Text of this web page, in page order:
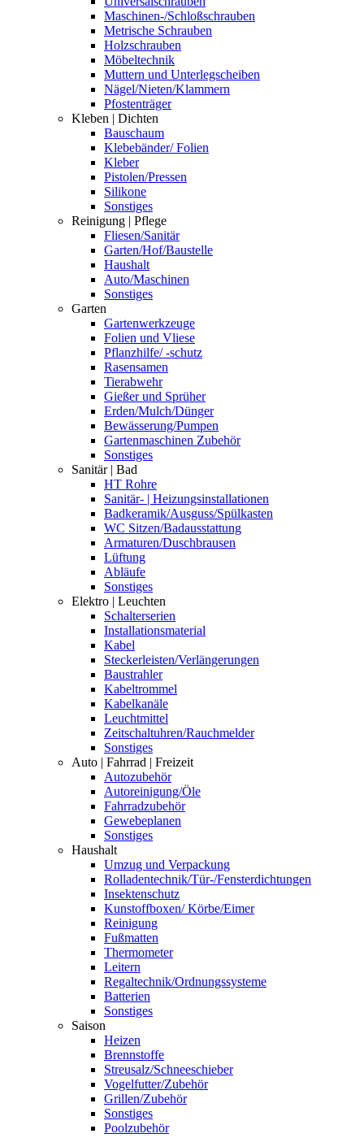
Maschinen-/Schloßschrauben
Metrische Schrauben
Holzschrauben
Möbeltechnik
Muttern und Unterlegscheiben
Nägel/Nieten/Klammern
Pfostenträger
Kleben | Dichten
Bauschaum
Klebebänder/ Folien
Kleber
Pistolen/Pressen
Silikone
Sonstiges
Reinigung | Pflege
Fliesen/Sanitär
Garten/Hof/Baustelle
Haushalt
Auto/Maschinen
Sonstiges
Garten
Gartenwerkzeuge
Folien und Vliese
Pflanzhilfe/ -schutz
Rasensamen
Tierabwehr
Gießer und Sprüher
Erden/Mulch/Dünger
Bewässerung/Pumpen
Gartenmaschinen Zubehör
Sonstiges
Sanitär | Bad
HT Rohre
Sanitär- | Heizungsinstallationen
Badkeramik/Ausguss/Spülkasten
WC Sitzen/Badausstattung
Armaturen/Duschbrausen
Lüftung
Abläufe
Sonstiges
Elektro | Leuchten
Schalterserien
Installationsmaterial
Kabel
Steckerleisten/Verlängerungen
Baustrahler
Kabeltrommel
Kabelkanäle
Leuchtmittel
Zeitschaltuhren/Rauchmelder
Sonstiges
Auto | Fahrrad | Freizeit
Autozubehör
Autoreinigung/Öle
Fahrradzubehör
Gewebeplanen
Sonstiges
Haushalt
Umzug und Verpackung
Rolladentechnik/Tür-/Fensterdichtungen
Insektenschutz
Kunstoffboxen/ Körbe/Eimer
Reinigung
Fußmatten
Thermometer
Leitern
Regaltechnik/Ordnungssysteme
Batterien
Sonstiges
Saison
Heizen
Brennstoffe
Streusalz/Schneeschieber
Vogelfutter/Zubehör
Grillen/Zubehör
Sonstiges
Poolzubehör